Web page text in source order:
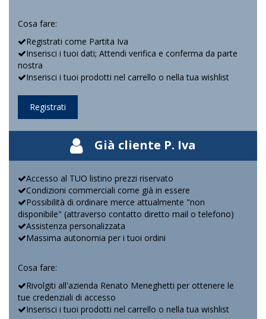
Cosa fare:
Registrati come Partita Iva
Inserisci i tuoi dati; Attendi verifica e conferma da parte
nostra
Inserisci i tuoi prodotti nel carrello o nella tua wishlist
Registrati
Già cliente P. Iva
Accesso al TUO listino prezzi riservato
Condizioni commerciali come già in essere
Possibilità di ordinare merce attualmente "non
disponibile" (attraverso contatto diretto mail o telefono)
Assistenza personalizzata
Massima autonomia per i tuoi ordini
Cosa fare:
Rivolgiti all'azienda Renato Meneghetti per ottenere le
tue credenziali di accesso
Inserisci i tuoi prodotti nel carrello o nella tua wishlist